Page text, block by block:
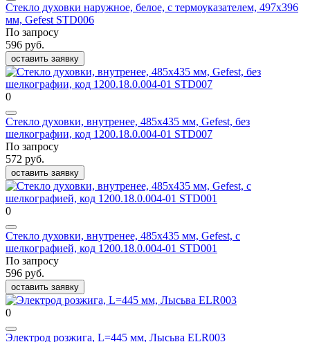
Стекло духовки наружное, белое, с термоуказателем, 497x396
мм, Gefest STD006
По запросу
596 руб.
оставить заявку
0
Стекло духовки, внутренее, 485x435 мм, Gefest, без
шелкографии, код 1200.18.0.004-01 STD007
По запросу
572 руб.
оставить заявку
0
Стекло духовки, внутренее, 485x435 мм, Gefest, с
шелкографией, код 1200.18.0.004-01 STD001
По запросу
596 руб.
оставить заявку
0
Электрод розжига, L=445 мм, Лысьва ELR003